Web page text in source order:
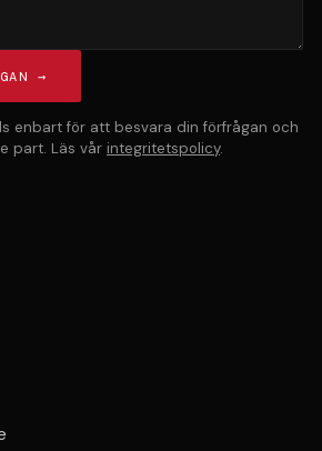
→
enbart för att besvara din förfrågan och
part. Läs vår integritetspolicy.